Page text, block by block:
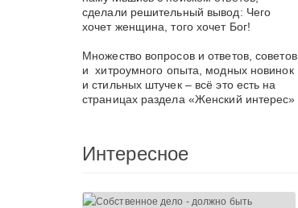
сделали решительный вывод: Чего
хочет женщина, того хочет Бог!
Множество вопросов и ответов, советов
и хитроумного опыта, модных новинок
и стильных штучек – всё это есть на
страницах раздела «Женский интерес»
Интересное